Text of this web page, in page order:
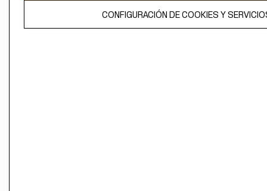
CONFIGURACIÓN DE COOKIES Y